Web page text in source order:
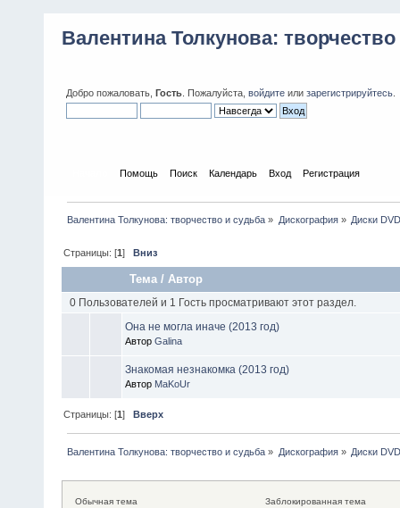
Валентина Толкунова:
Добро пожаловать, Гость . Пожалуйста, войдите или зарегистрируйтесь
Помощь Поиск Календарь Вход Регистрация
Валентина Толкунова: творчество и судьба » Дискография» Диски DVD
Страницы: [1]Вниз
Тема / Автор
0 Пользователей и 1 Гость просматривают этот раздел.
Она не могла иначе (2013 год)
Автор Galina
Знакомая незнакомка (2013 год)
Автор MaKoUr
Страницы: [1]Вверх
Валентина Толкунова: творчество и судьба » Дискография» Диски DVD
Обычная тема
Заблокированная тема